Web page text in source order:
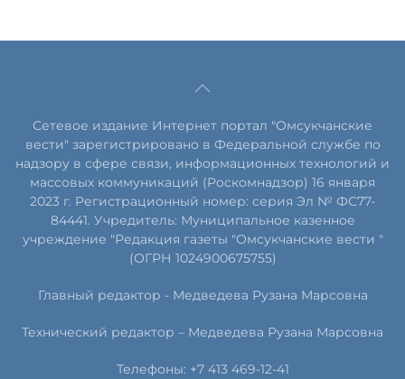
Сетевое издание Интернет портал "Омсукчанские
вести" зарегистрировано в Федеральной службе по
надзору в сфере связи, информационных технологий и
массовых коммуникаций (Роскомнадзор) 16 января
2023 г. Регистрационный номер: серия Эл № ФС77-
84441. Учредитель: Муниципальное казенное
учреждение "Редакция газеты "Омсукчанские вести "
(ОГРН 1024900675755)
Главный редактор - Медведева Рузана Марсовна
Технический редактор – Медведева Рузана Марсовна
Телефоны: +7 413 469-12-41